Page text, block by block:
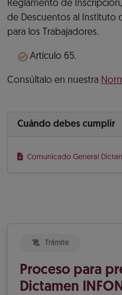
Reglamento de
de Descuentos al Instituto
para los Trabajadores.
Artículo 65.
Consúltalo en nuestra
Cuándo debes cumplir
Comunicado General
Trámite
Proceso para
Dictamen